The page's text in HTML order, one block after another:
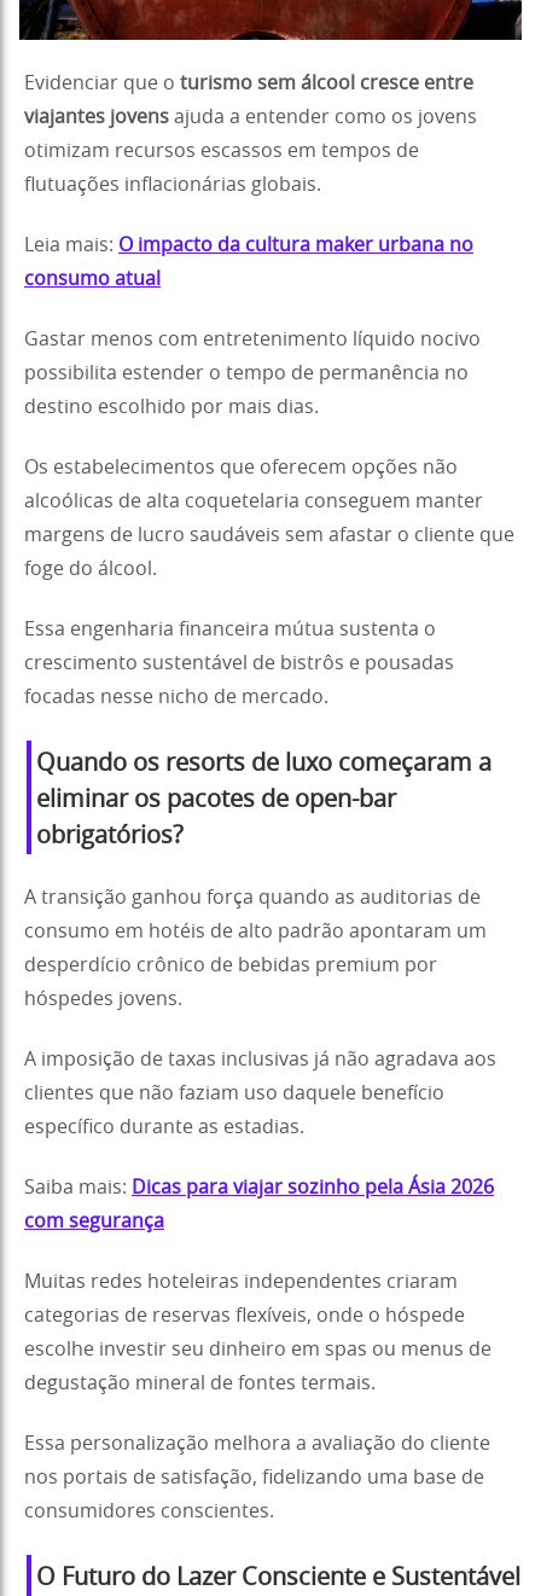
Evidenciar que o turismo sem álcool cresce entre
viajantes jovens ajuda a entender como os jovens
otimizam recursos escassos em tempos de
flutuações inflacionárias globais.
Leia mais: O impacto da cultura maker urbana no
consumo atual
Gastar menos com entretenimento líquido nocivo
possibilita estender o tempo de permanência no
destino escolhido por mais dias.
Os estabelecimentos que oferecem opções não
alcoólicas de alta coquetelaria conseguem manter
margens de lucro saudáveis sem afastar o cliente que
foge do álcool.
Essa engenharia financeira mútua sustenta o
crescimento sustentável de bistrôs e pousadas
focadas nesse nicho de mercado.
Quando os resorts de luxo começaram a
eliminar os pacotes de open-bar
obrigatórios?
A transição ganhou força quando as auditorias de
consumo em hotéis de alto padrão apontaram um
desperdício crônico de bebidas premium por
hóspedes jovens.
A imposição de taxas inclusivas já não agradava aos
clientes que não faziam uso daquele benefício
específico durante as estadias.
Saiba mais: Dicas para viajar sozinho pela Ásia 2026
com segurança
Muitas redes hoteleiras independentes criaram
categorias de reservas flexíveis, onde o hóspede
escolhe investir seu dinheiro em spas ou menus de
degustação mineral de fontes termais.
Essa personalização melhora a avaliação do cliente
nos portais de satisfação, fidelizando uma base de
consumidores conscientes.
O Futuro do Lazer Consciente e Sustentável